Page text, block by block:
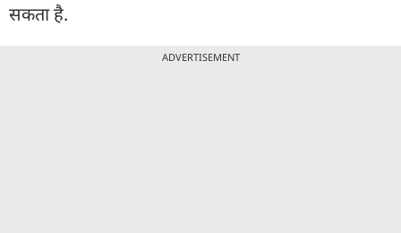
सकता है.
ADVERTISEMENT